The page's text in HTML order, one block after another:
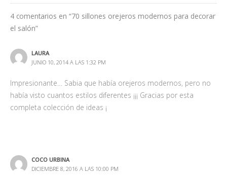
4 comentarios en “70 sillones orejeros modernos para decorar
el salón”
LAURA
JUNIO 10, 2014 A LAS 1:32 PM
Impresionante… Sabia que había orejeros modernos, pero no
había visto cuantos estilos diferentes ¡¡¡ Gracias por esta
completa colección de ideas ¡
COCO URBINA
DICIEMBRE 8, 2016 A LAS 10:00 PM